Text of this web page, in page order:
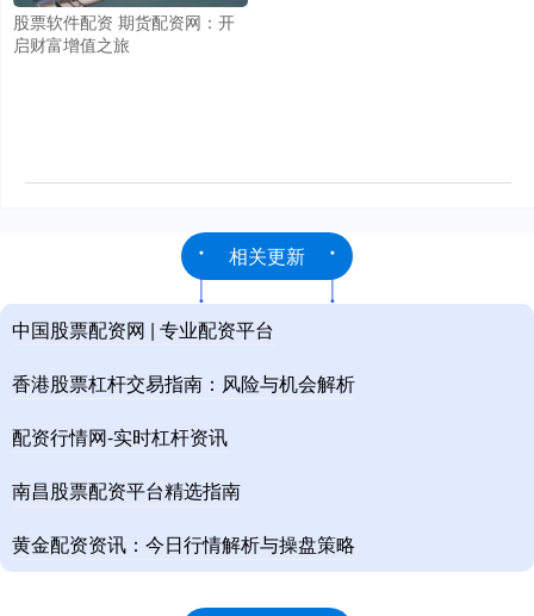
股票软件配资 期货配资网：开
启财富增值之旅
相关更新
中国股票配资网 | 专业配资平台
香港股票杠杆交易指南：风险与机会解析
配资行情网-实时杠杆资讯
南昌股票配资平台精选指南
黄金配资资讯：今日行情解析与操盘策略